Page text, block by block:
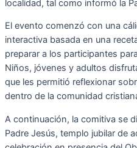
localidad, tal como informó la
El evento comenzó con una
interactiva basada en una
preparar a los participantes
Niños, jóvenes y adultos
que les permitió reflexionar
dentro de la comunidad
A continuación, la comitiva se
Padre Jesús, templo jubilar de